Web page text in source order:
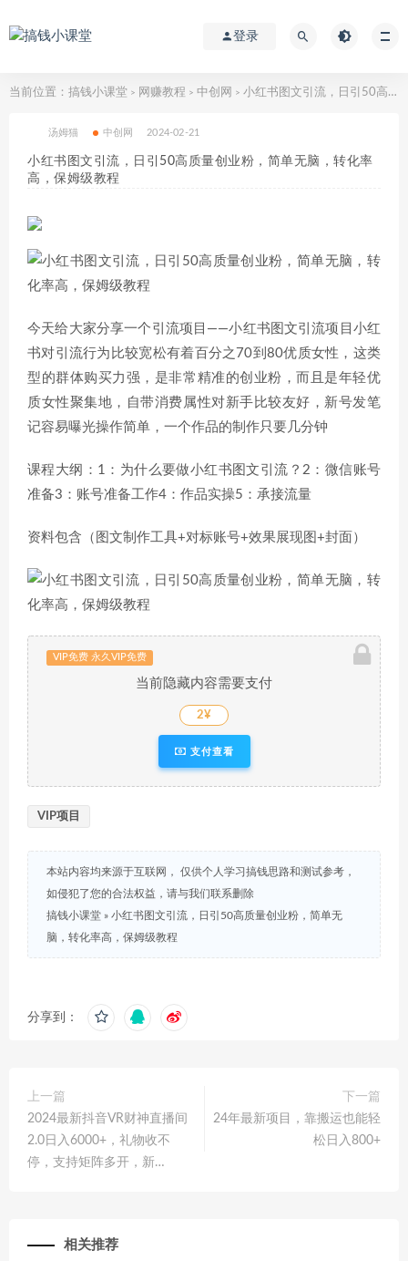
登录
当前位置： 搞钱小课堂 > 网赚教程 > 中创网 > 小红书图文引流，日引50高质量创业粉，简单无脑，转化率高，保姆级教程
汤姆猫 中创网 2024-02-21
小红书图文引流，日引50高质量创业粉，简单无脑，转化率
高，保姆级教程
今天给大家分享一个引流项目——小红书图文引流项目小红
书对引流行为比较宽松有着百分之70到80优质女性，这类
型的群体购买力强，是非常精准的创业粉，而且是年轻优
质女性聚集地，自带消费属性对新手比较友好，新号发笔
记容易曝光操作简单，一个作品的制作只要几分钟
课程大纲：1：为什么要做小红书图文引流？2：微信账号
准备3：账号准备工作4：作品实操5：承接流量
资料包含（图文制作工具+对标账号+效果展现图+封面）
VIP免费 永久VIP免费
当前隐藏内容需要支付
2¥
支付查看
VIP项目
本站内容均来源于互联网， 仅供个人学习搞钱思路和测试参考，
如侵犯了您的合法权益，请与我们联系删除
搞钱小课堂 » 小红书图文引流，日引50高质量创业粉，简单无
脑，转化率高，保姆级教程
分享到：
上一篇
2024最新抖音VR财神直播间
2.0日入6000+，礼物收不
停，支持矩阵多开，新…
下一篇
24年最新项目，靠搬运也能轻
松日入800+
相关推荐